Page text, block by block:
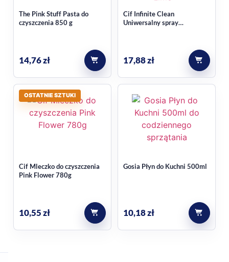
The Pink Stuff Pasta do
czyszczenia 850 g
14,76zł
Cif Infinite Clean
Uniwersalny spray
17,88zł
OSTATNIE SZTUKI
Cif Mleczko do czyszczenia
Pink Flower 780g
10,55zł
Gosia Płyn do Kuchni 500ml
10,18zł